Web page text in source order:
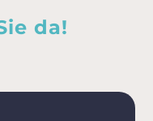
da!